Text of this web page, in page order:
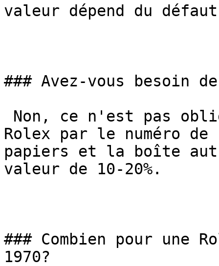
valeur dépend du
### Avez-vous besoin
Rolex par le numéro
papiers et la boîte
valeur de 10-20%.
### Combien pour une
1970?